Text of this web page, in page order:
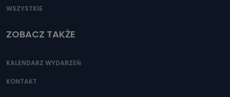
WSZYSTKIE
ZOBACZ TAKŻE
KALENDARZ WYDARZEŃ
KONTAKT